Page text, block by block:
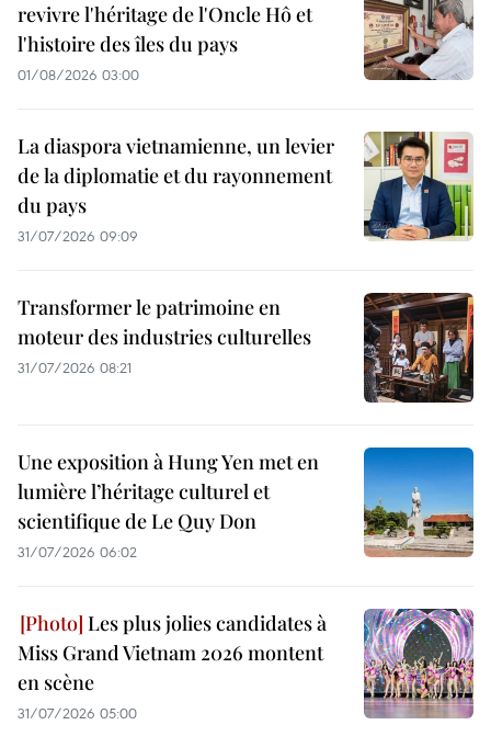
revivre l'héritage de l'Oncle Hô et
l'histoire des îles du pays
01/08/2026 03:00
La diaspora vietnamienne, un levier
de la diplomatie et du rayonnement
du pays
31/07/2026 09:09
Transformer le patrimoine en
moteur des industries culturelles
31/07/2026 08:21
Une exposition à Hung Yen met en
lumière l’héritage culturel et
scientifique de Le Quy Don
31/07/2026 06:02
Les plus jolies candidates à
Miss Grand Vietnam 2026 montent
en scène
31/07/2026 05:00